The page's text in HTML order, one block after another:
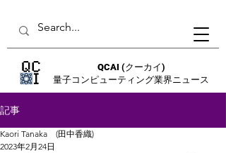
QCAI (クーカイ)
量子コンピューティング業界ニュース
記事
Kaori Tanaka (田中香織)
2023年2月24日